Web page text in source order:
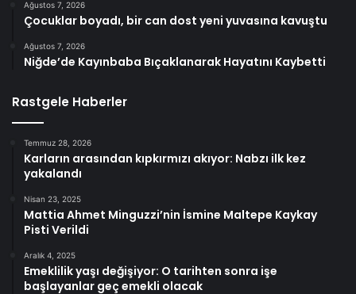
Ağustos 7, 2026
Çocuklar boyadı, bir can dost yeni yuvasına kavuştu
Ağustos 7, 2026
Niğde’de Kayınbaba Bıçaklanarak Hayatını Kaybetti
Rastgele Haberler
Temmuz 28, 2026
Karların arasından kıpkırmızı akıyor: Nabzı ilk kez
yakalandı
Nisan 23, 2025
Mattia Ahmet Minguzzi’nin İsmine Maltepe Kaykay
Pisti Verildi
Aralık 4, 2025
Emeklilik yaşı değişiyor: O tarihten sonra işe
başlayanlar geç emekli olacak